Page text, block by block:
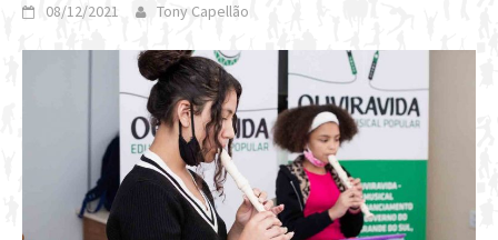
08/12/2021 Tony Capellão